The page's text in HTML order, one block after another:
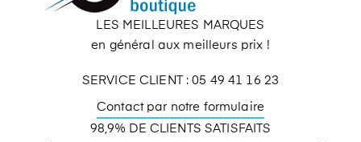
LES MEILLEURES MARQUES
en général aux meilleurs prix !
SERVICE CLIENT : 05 49 41 16 23
Contact par notre formulaire
98,9% DE CLIENTS SATISFAITS